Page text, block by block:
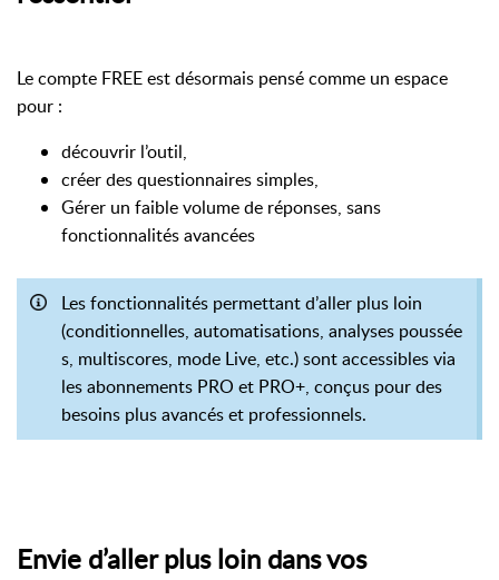
Le compte FREE est désormais pensé comme un espace
pour :
découvrir l’outil,
créer des questionnaires simples,
Gérer un faible volume de réponses, sans
fonctionnalités avancées
Les fonctionnalités permettant d’aller plus loin
(conditionnelles, automatisations, analyses poussée
s, multiscores, mode Live, etc.) sont accessibles via
les abonnements PRO et PRO+, conçus pour des
besoins plus avancés et professionnels.
Envie d’aller plus loin dans vos